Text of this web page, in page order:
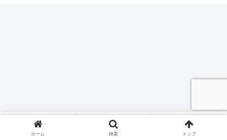
お問合わせ 見学会予約 LINE
ホーム 検索 トップ